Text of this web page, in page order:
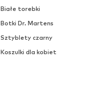
Białe torebki
Botki Dr. Martens
Sztyblety czarny
Koszulki dla kobiet